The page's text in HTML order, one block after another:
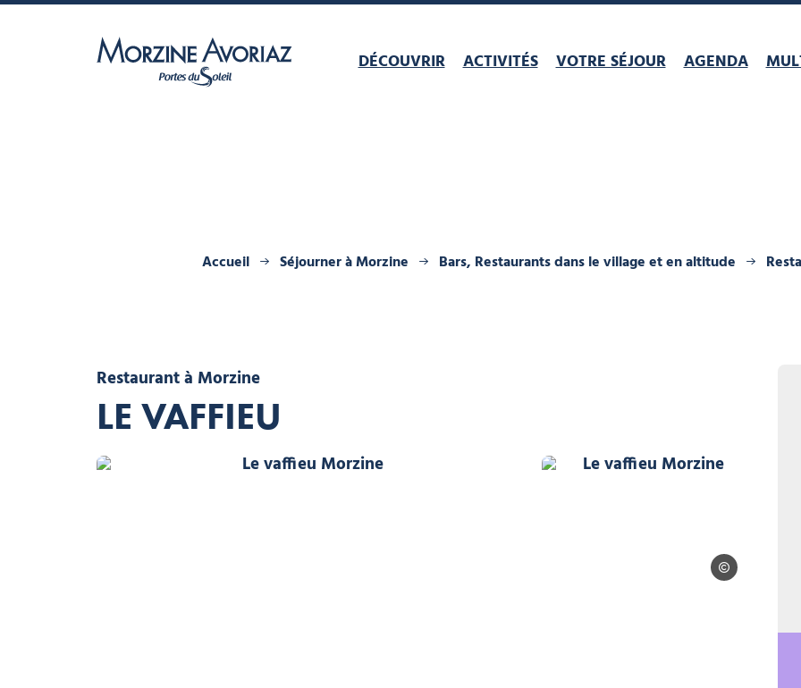
DÉCOUVRIR ACTIVITÉS VOTRE SÉJOUR AGENDA
Accueil Séjourner à Morzine Bars, Restaurants dans le village et en altitude
Restaurantà Morzine
LE VAFFIEU
Le vaffieu Morzine, © OT Morzine Le vaffieu Morzine, © OT
OT Morzine